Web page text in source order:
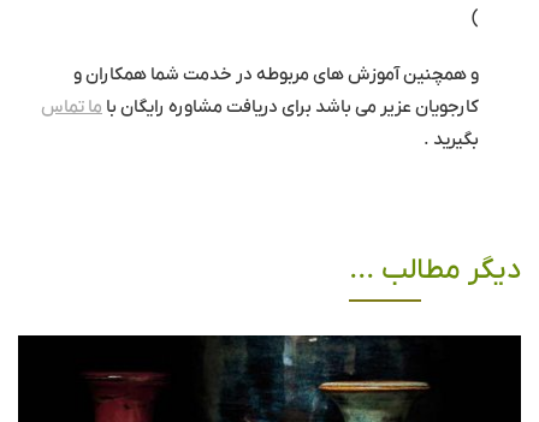
)
و همچنین آموزش های مربوطه در خدمت شما همکاران و
کارجویان عزیر می باشد برای دریافت مشاوره رایگان با ما تماس
بگیرید .
دیگر مطالب ...